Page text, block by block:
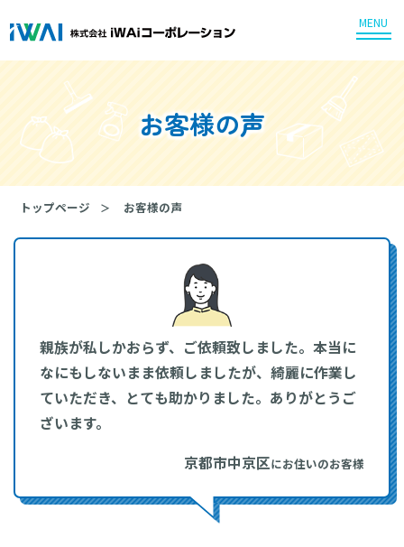
MENU
お客様の声
トップページ お客様の声
親族が私しかおらず、ご依頼致しました。本当に
なにもしないまま依頼しましたが、綺麗に作業し
ていただき、とても助かりました。ありがとうご
ざいます。
京都市中京区にお住いのお客様